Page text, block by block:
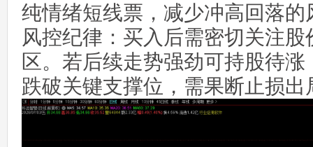
纯情绪短线票，减少冲高回落的
风控纪律：买入后需密切关注
区。若后续走势强劲可持股待
跌破关键支撑位，需果断止损出